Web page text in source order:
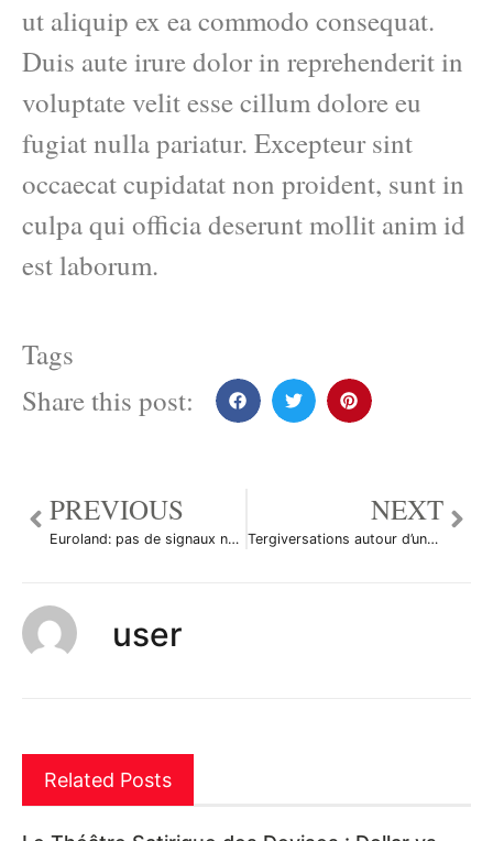
ut aliquip ex ea commodo consequat.
Duis aute irure dolor in reprehenderit in
voluptate velit esse cillum dolore eu
fugiat nulla pariatur. Excepteur sint
occaecat cupidatat non proident, sunt in
culpa qui officia deserunt mollit anim id
est laborum.
Tags
Share this post:
PREVIOUS
Euroland: pas de signaux négatifs de l’analyse monétaire
NEXT
Tergiversations autour d’une hausse du yuan
user
Related Posts